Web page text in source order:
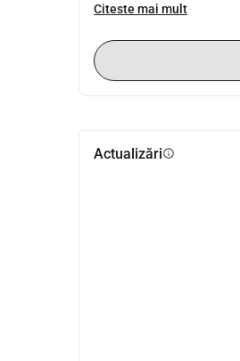
Citeste mai mult
Actualizăriinfo